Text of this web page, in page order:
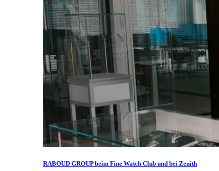
RABOUD GROUP beim Fine Watch Club und bei Zenith